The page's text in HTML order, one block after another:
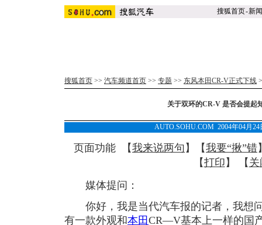
搜狐首页-新闻
搜狐首页 >> 汽车频道首页 >> 专题 >> 东风本田CR-V正式下线
关于双环的CR-V 是否会提起
AUTO.SOHU.COM 2004年04月
页面功能 【我来说两句 】【我要“揪”错
【打印 】 【 关
媒体提问：
你好，我是当代汽车报的记者，我想
有一款外观和本田 CR—V基本上一样的国